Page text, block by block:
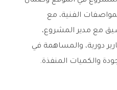
الفنية، مع
مع مدير المشروع،
دورية، والمساهمة في
والكميات المنفذة.